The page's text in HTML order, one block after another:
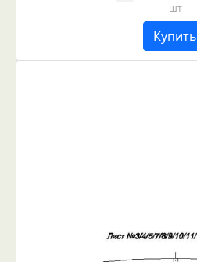
шт
Купить